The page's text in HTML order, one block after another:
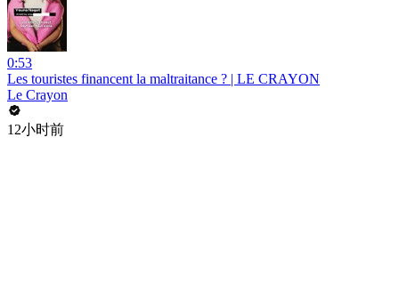
0:53
Les touristes financent la maltraitance ? | LE CRAYON
Le Crayon
12小时前